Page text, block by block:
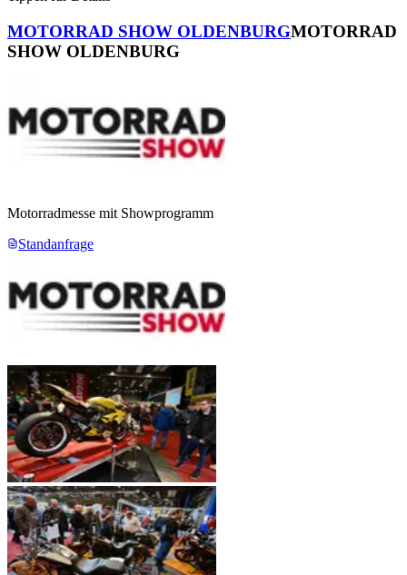
MOTORRAD SHOW OLDENBURGMOTORRAD
SHOW OLDENBURG
Motorradmesse mit Showprogramm
Standanfrage